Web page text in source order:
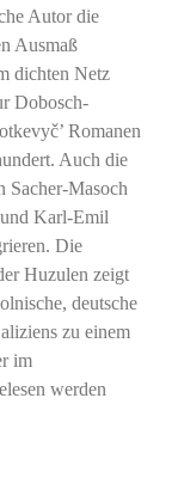
Autor die
Ausmaß
dichten Netz
Dobosch-
Romanen
Auch die
Sacher-Masoch
Karl-Emil
Die
Huzulen zeigt
deutsche
zu einem
im
werden